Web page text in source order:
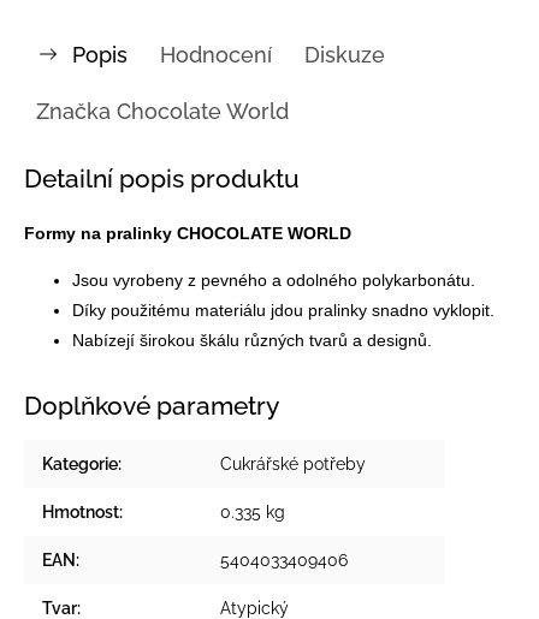
Popis Hodnocení Diskuze
Značka Chocolate World
Detailní popis produktu
Formy na pralinky CHOCOLATE WORLD
Jsou vyrobeny z pevného a odolného polykarbonátu.
Díky použitému materiálu jdou pralinky snadno vyklopit.
Nabízejí širokou škálu různých tvarů a designů.
Doplňkové parametry
Kategorie: Cukrářské potřeby
Hmotnost: 0.335 kg
EAN: 5404033409406
Tvar: Atypický